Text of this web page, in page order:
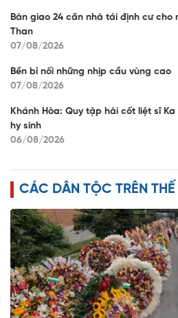
Bàn giao 24 căn nhà tái định cư cho
Than
07/08/2026
Bền bỉ nối những nhịp cầu vùng cao
07/08/2026
Khánh Hòa: Quy tập hài cốt liệt sĩ
hy sinh
06/08/2026
CÁC DÂN TỘC TRÊN THẾ